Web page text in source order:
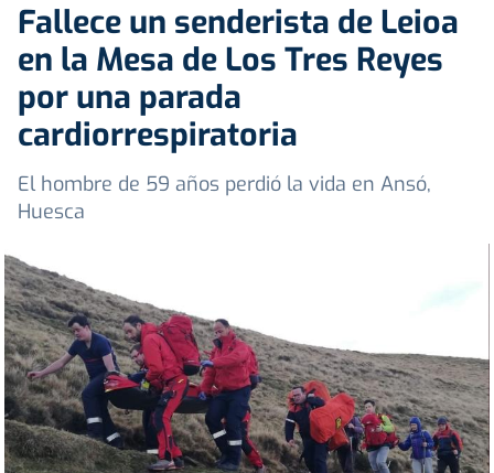
Fallece un senderista de Leioa
en la Mesa de Los Tres Reyes
por una parada
cardiorrespiratoria
El hombre de 59 años perdió la vida en Ansó,
Huesca